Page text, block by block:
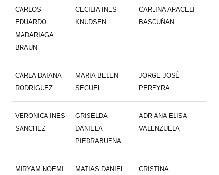
CARLOS
EDUARDO
MADARIAGA
BRAUN
CECILIA INES
KNUDSEN
CARLINA ARACELI
BASCUÑAN
CARLA DAIANA
RODRIGUEZ
MARIA BELEN
SEGUEL
JORGE JOSÉ
PEREYRA
VERONICA INES
SANCHEZ
GRISELDA
DANIELA
PIEDRABUENA
ADRIANA ELISA
VALENZUELA
MIRYAM NOEMI
MATIAS DANIEL
CRISTINA